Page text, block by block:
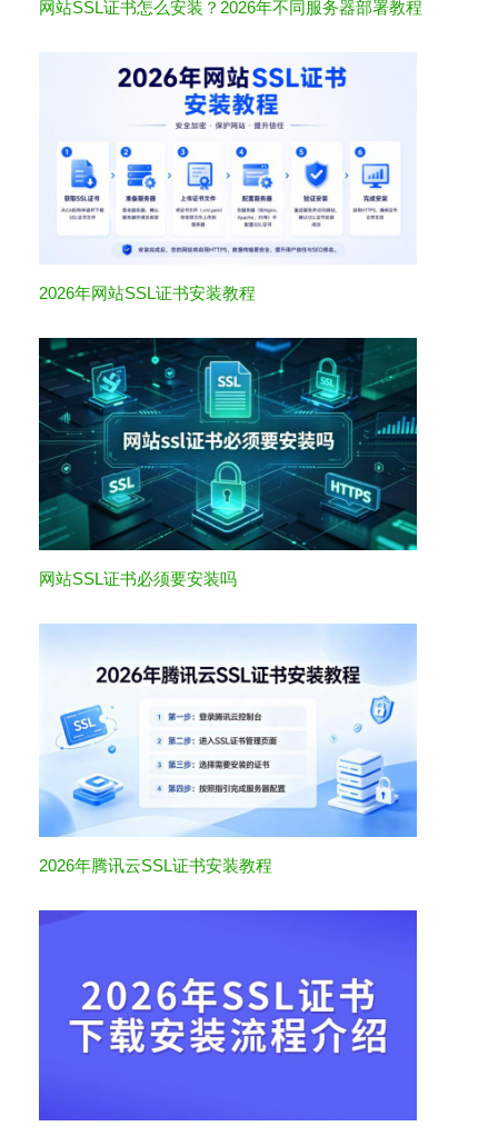
网站SSL证书怎么安装？2026年不同服务器部署教程
2026年网站SSL证书安装教程
网站SSL证书必须要安装吗
2026年腾讯云SSL证书安装教程